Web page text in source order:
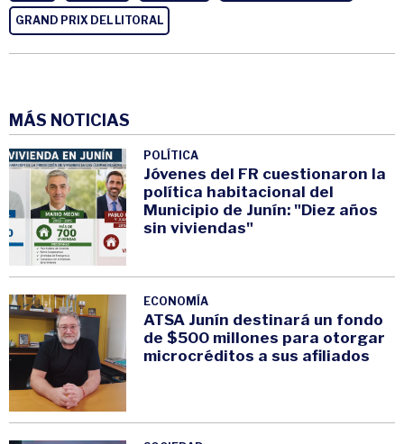
GRAND PRIX DEL LITORAL
MÁS NOTICIAS
POLÍTICA
Jóvenes del FR cuestionaron la
política habitacional del
Municipio de Junín: "Diez años
sin viviendas"
ECONOMÍA
ATSA Junín destinará un fondo
de $500 millones para otorgar
microcréditos a sus afiliados